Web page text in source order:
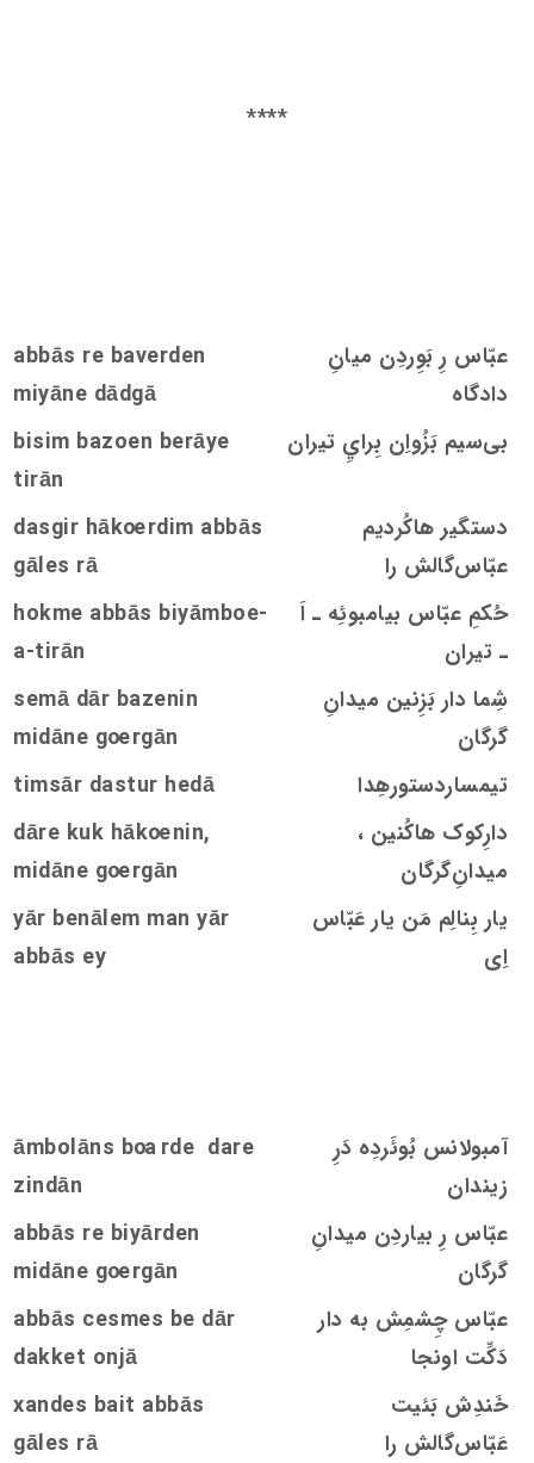
****
عبّاس رِ بَوِردِن میانِ
دادگاه
abbās re baverden
miyāne dādgā
بی‌سیم بَزُواِن بِرايِ تیران
bisim bazoen berāye
tirān
دستگیر هاکُردیم
عبّاس‌گالش را
dasgir hākoerdim abbās
gāles rā
حُکمِ عبّاس بیامبوئِه ـ اَ
ـ تیران
hokme abbās biyāmboe-
a-tirān
شِما دار بَزِنین ميدانِ
گرگان
semā dār bazenin
midāne goergān
تیمساردستورهِدا
timsār dastur hedā
‌دارِکوک هاکُنین ،
ميدانِ‌گرگان
dāre kuk hākoenin,
midāne goergān
یار بِنالِم مَن یار عَبّاس
اِی
yār benālem man yār
abbās ey
آمبولانس بُوئَردِه دَرِ
زيندان
āmbolāns boarde dare
zindān
عبّاس رِ بیاردِن ميدانِ
گرگان
abbās re biyārden
midāne goergān
عبّاس چِشمِش به دار
دَکِّت اونجا
abbās cesmes be dār
dakket onjā
خَندِش بَئیت
عَبّاس‌گالش را
xandes bait abbās
gāles rā